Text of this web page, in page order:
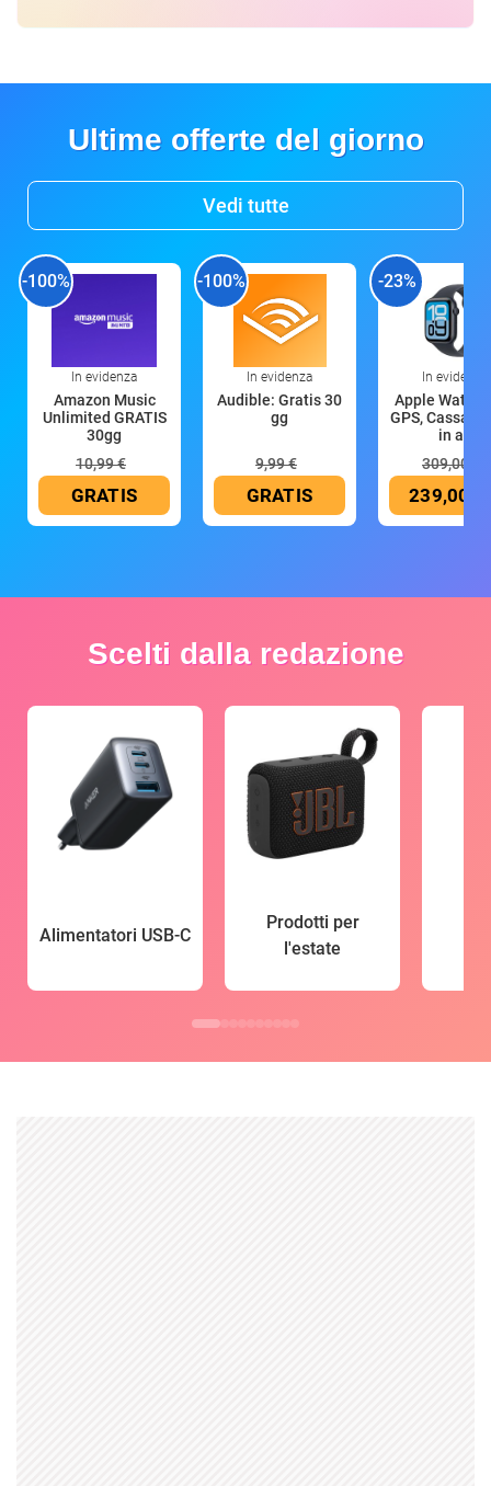
Ultime offerte del giorno
Vedi tutte
-100%
In evidenza
Amazon Music
Unlimited GRATIS
30gg
10,99 €
GRATIS
-100%
In evidenza
Audible: Gratis 30
gg
9,99 €
GRATIS
-23%
In evidenza
Apple Watch
GPS, Cassa
in all
309,00 €
239,00 €
Scelti dalla redazione
Alimentatori USB-C
Prodotti per
l'estate